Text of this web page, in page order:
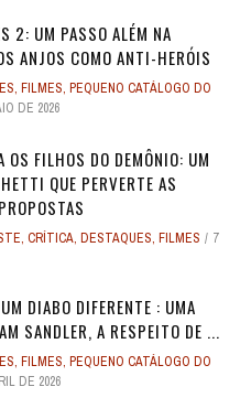
2: UM PASSO ALÉM NA
ANJOS COMO ANTI-HERÓIS
, FILMES, PEQUENO CATÁLOGO DO
DE 2026
OS FILHOS DO DEMÔNIO: UM
QUE PERVERTE AS
, CRÍTICA, DESTAQUES, FILMES
7
DIABO DIFERENTE : UMA
SANDLER, A RESPEITO DE ...
, FILMES, PEQUENO CATÁLOGO DO
DE 2026